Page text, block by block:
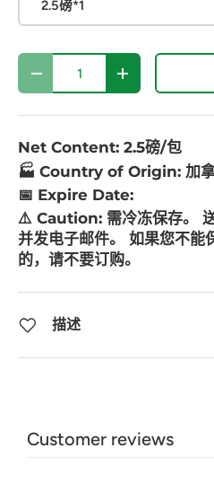
2.5磅*1
数量
- +
Net Content: 2.5磅/包
🏭 Country of Origin: 加
📅 Expire Date:
⚠️ Caution: 需冷冻保存。
并发电子邮件。 如果您不能
的，请不要订购。
描述
Customer reviews